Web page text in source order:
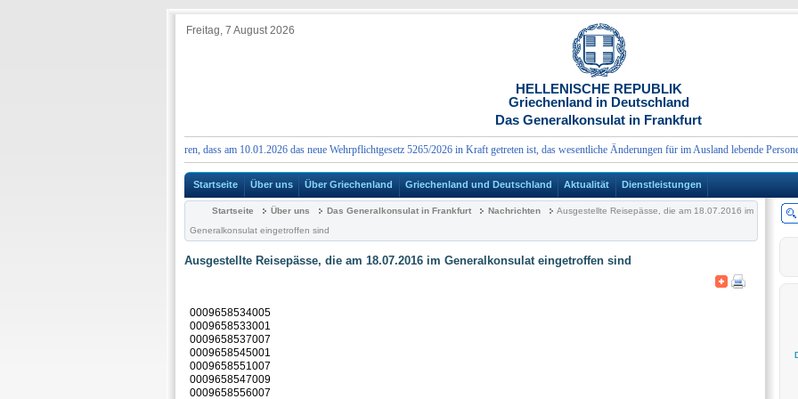
Freitag, 7 August 2026
HELLENISCHE REPUBLIK
Griechenland in Deutschland
Das Generalkonsulat in Frankfurt
möchten Sie darüber informieren, dass am 10.01.2026 das neue Wehrpflichtgesetz 5265/2026 in Kraft getreten ist, das wesentliche Änderungen für im Ausland lebende Personen mit
Startseite Über uns Über Griechenland Griechenland und Deutschland Aktualität Dienstleistungen
Startseite Über uns Das Generalkonsulat in Frankfurt Nachrichten
Ausgestellte Reisepässe, die am 18.07.2016 im
Generalkonsulat eingetroffen sind
Ausgestellte Reisepässe, die am 18.07.2016 im Generalkonsulat eingetroffen sind
0009658534005
0009658533001
0009658537007
0009658545001
0009658551007
0009658547009
0009658556007